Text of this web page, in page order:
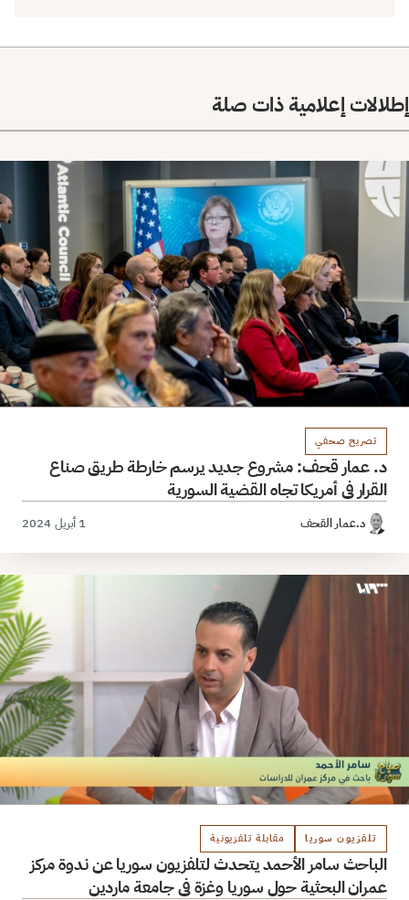
إطلالات إعلامية ذات صلة
تصريح صحفي
د. عمار قحف: مشروع جديد يرسم خارطة طريق صناع
القرار في أمريكا تجاه القضية السورية
د.عمار القحف 1 أبريل 2024
تلفزيون سوريا مقابلة تلفزيونية
الباحث سامر الأحمد يتحدث لتلفزيون سوريا عن ندوة مركز
عمران البحثية حول سوريا وغزة في جامعة ماردين